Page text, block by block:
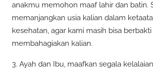
anakmu memohon maaf lahir dan batin.
memanjangkan usia kalian dalam
kesehatan, agar kami masih bisa berbakti
membahagiakan kalian.
3. Ayah dan Ibu, maafkan segala